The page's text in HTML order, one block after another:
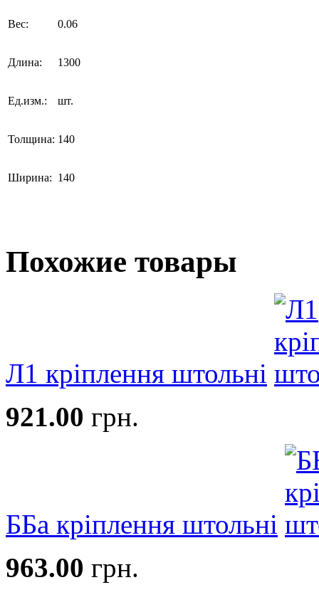
Вес: 0.06
Длина: 1300
Ед.изм.: шт.
Толщина: 140
Ширина: 140
Похожие товары
Л1 кріплення штольні
921.00 грн.
ББа кріплення штольні
963.00 грн.